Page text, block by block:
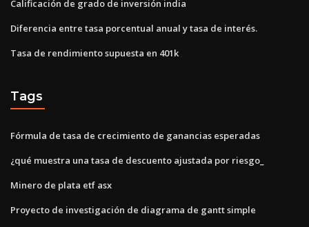
Calificación de grado de inversión india
Diferencia entre tasa porcentual anual y tasa de interés.
Tasa de rendimiento supuesta en 401k
Tags
Fórmula de tasa de crecimiento de ganancias esperadas
¿qué muestra una tasa de descuento ajustada por riesgo_
Minero de plata etf asx
Proyecto de investigación de diagrama de gantt simple